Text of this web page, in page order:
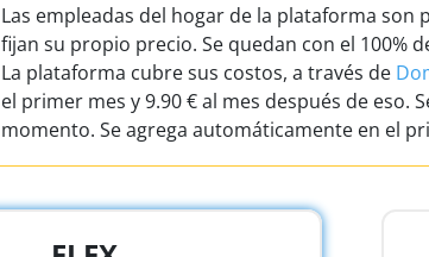
Las empleadas del hogar de la plataforma son
fijan su propio precio. Se quedan con el 100%
La plataforma cubre sus costos, a través de
el primer mes y 9.90 € al mes después de eso.
momento. Se agrega automáticamente en el